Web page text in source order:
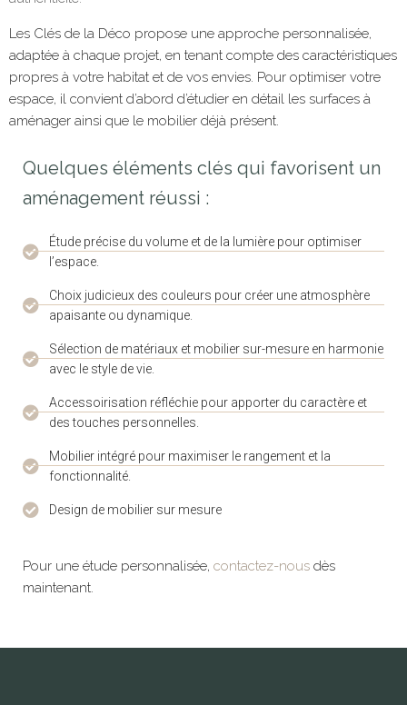
Les Clés de la Déco propose une approche personnalisée,
adaptée à chaque projet, en tenant compte des caractéristiques
propres à votre habitat et de vos envies. Pour optimiser votre
espace, il convient d’abord d’étudier en détail les surfaces à
aménager ainsi que le mobilier déjà présent.
Quelques éléments clés qui favorisent un
aménagement réussi :
Étude précise du volume et de la lumière pour optimiser
l’espace.
Choix judicieux des couleurs pour créer une atmosphère
apaisante ou dynamique.
Sélection de matériaux et mobilier sur-mesure en harmonie
avec le style de vie.
Accessoirisation réfléchie pour apporter du caractère et
des touches personnelles.
Mobilier intégré pour maximiser le rangement et la
fonctionnalité.
Design de mobilier sur mesure
Pour une étude personnalisée, contactez-nous dès
maintenant.